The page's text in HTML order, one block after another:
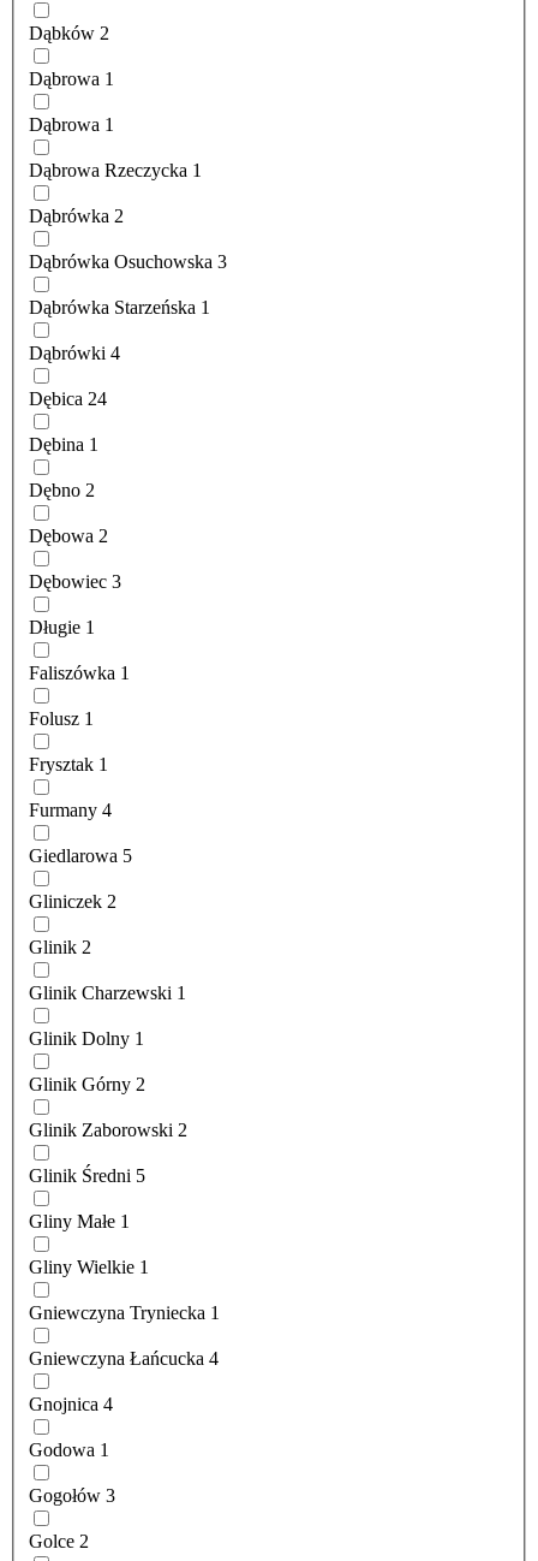
Dąbków 2
Dąbrowa 1
Dąbrowa 1
Dąbrowa Rzeczycka 1
Dąbrówka 2
Dąbrówka Osuchowska 3
Dąbrówka Starzeńska 1
Dąbrówki 4
Dębica 24
Dębina 1
Dębno 2
Dębowa 2
Dębowiec 3
Długie 1
Faliszówka 1
Folusz 1
Frysztak 1
Furmany 4
Giedlarowa 5
Gliniczek 2
Glinik 2
Glinik Charzewski 1
Glinik Dolny 1
Glinik Górny 2
Glinik Zaborowski 2
Glinik Średni 5
Gliny Małe 1
Gliny Wielkie 1
Gniewczyna Tryniecka 1
Gniewczyna Łańcucka 4
Gnojnica 4
Godowa 1
Gogołów 3
Golce 2